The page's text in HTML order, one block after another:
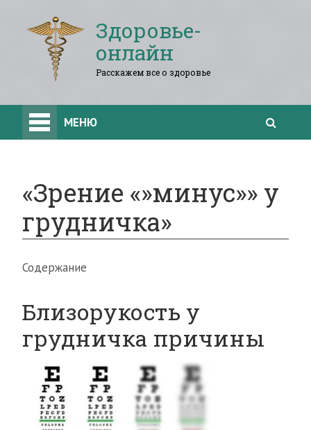
Здоровье-
онлайн
Расскажем все о здоровье
МЕНЮ
«Зрение «»минус»» у
грудничка»
Содержание
Близорукость у
грудничка причины